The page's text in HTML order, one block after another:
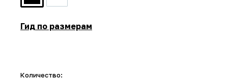
Гид по размерам
Количество: